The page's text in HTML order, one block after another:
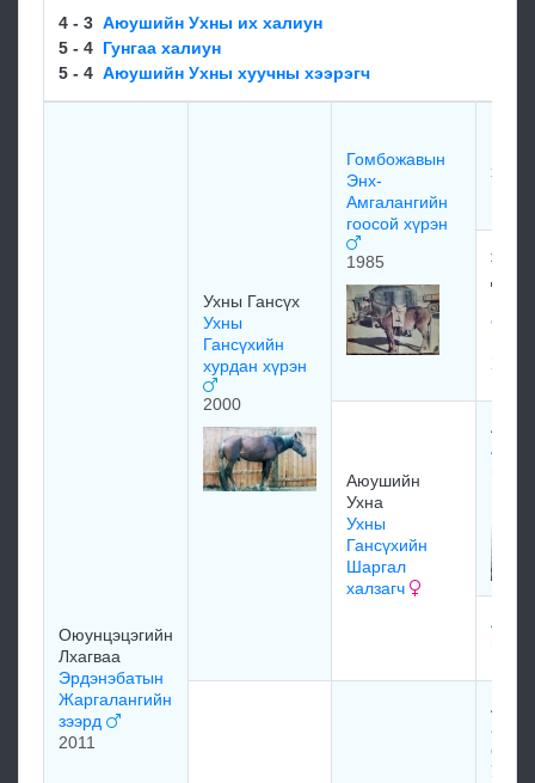
4 - 3 Аюушийн Ухны их халиун
5 - 4 Гунгаа халиун
5 - 4 Аюушийн Ухны хуучны хээрэгч
Оюунцэцэгийн
Лхагваа
Эрдэнэбатын
Жаргалангийн
зээрд
2011
Ухны Гансүх
Ухны
Гансүхийн
хурдан хүрэн
2000
Гомбожавын
Энх-
Амгалангийн
гоосой хүрэн
1985
хээр
Аюушийн
Ухна
Ухны
Гансүхийн
Шаргал
халзагч
Ухны